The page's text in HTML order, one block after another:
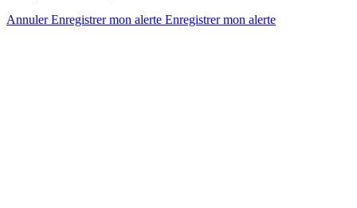
AnnulerEnregistrer mon alerte Enregistrermon alerte